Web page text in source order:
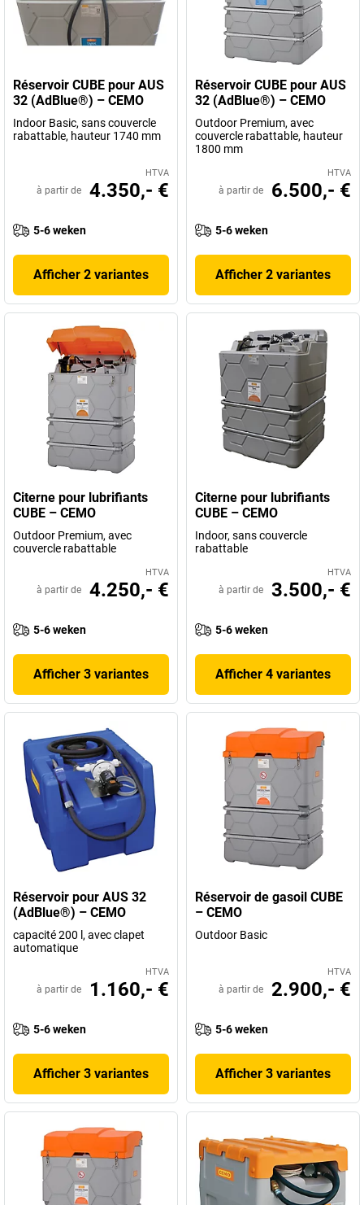
Réservoir CUBE pour AUS
32 (AdBlue®) – CEMO
Indoor Basic, sans couvercle
rabattable, hauteur 1740 mm
HTVA
à partir de 4.350,- €
5-6 weken
Afficher 2 variantes
Réservoir CUBE pour AUS
32 (AdBlue®) – CEMO
Outdoor Premium, avec
couvercle rabattable, hauteur
1800 mm
HTVA
à partir de 6.500,- €
5-6 weken
Afficher 2 variantes
Citerne pour lubrifiants
CUBE – CEMO
Outdoor Premium, avec
couvercle rabattable
HTVA
à partir de 4.250,- €
5-6 weken
Afficher 3 variantes
Citerne pour lubrifiants
CUBE – CEMO
Indoor, sans couvercle
rabattable
HTVA
à partir de 3.500,- €
5-6 weken
Afficher 4 variantes
Réservoir pour AUS 32
(AdBlue®) – CEMO
capacité 200 l, avec clapet
automatique
HTVA
à partir de 1.160,- €
5-6 weken
Afficher 3 variantes
Réservoir de gasoil CUBE
– CEMO
Outdoor Basic
HTVA
à partir de 2.900,- €
5-6 weken
Afficher 3 variantes